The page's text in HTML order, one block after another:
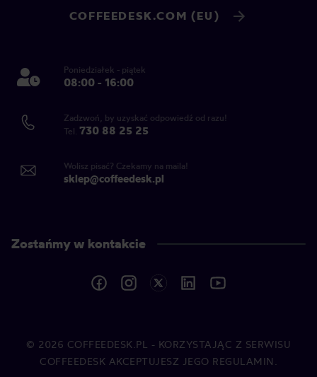
COFFEEDESK.COM (EU)
Poniedziałek - piątek
08:00 - 16:00
Zadzwoń, by uzyskać odpowiedź od razu!
Tel. 730 88 25 25
Wolisz pisać? Czekamy na maila!
sklep@coffeedesk.pl
Zostańmy w kontakcie
© 2026 COFFEEDESK.PL
- KORZYSTAJĄC Z SERWISU
COFFEEDESK AKCEPTUJESZ JEGO REGULAMIN.